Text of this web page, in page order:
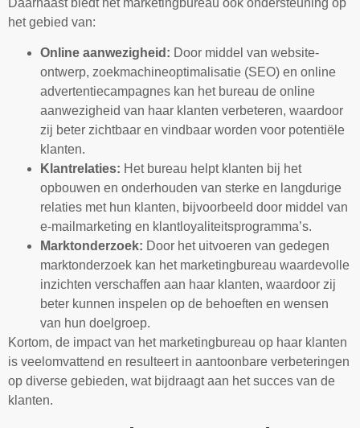
het gebied van:
Online aanwezigheid: Door middel van website-
ontwerp, zoekmachineoptimalisatie (SEO) en online
advertentiecampagnes kan het bureau de online
aanwezigheid van haar klanten verbeteren, waardoor
zij beter zichtbaar en vindbaar worden voor potentiële
klanten.
Klantrelaties: Het bureau helpt klanten bij het
opbouwen en onderhouden van sterke en langdurige
relaties met hun klanten, bijvoorbeeld door middel van
e-mailmarketing en klantloyaliteitsprogramma’s.
Marktonderzoek: Door het uitvoeren van gedegen
marktonderzoek kan het marketingbureau waardevolle
inzichten verschaffen aan haar klanten, waardoor zij
beter kunnen inspelen op de behoeften en wensen
van hun doelgroep.
Kortom, de impact van het marketingbureau op haar klanten
is veelomvattend en resulteert in aantoonbare verbeteringen
op diverse gebieden, wat bijdraagt aan het succes van de
klanten.